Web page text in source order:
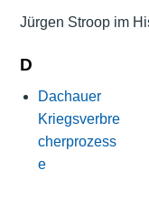
Jürgen Stroop im
D
Dachauer
Kriegsverbre
cherprozess
e